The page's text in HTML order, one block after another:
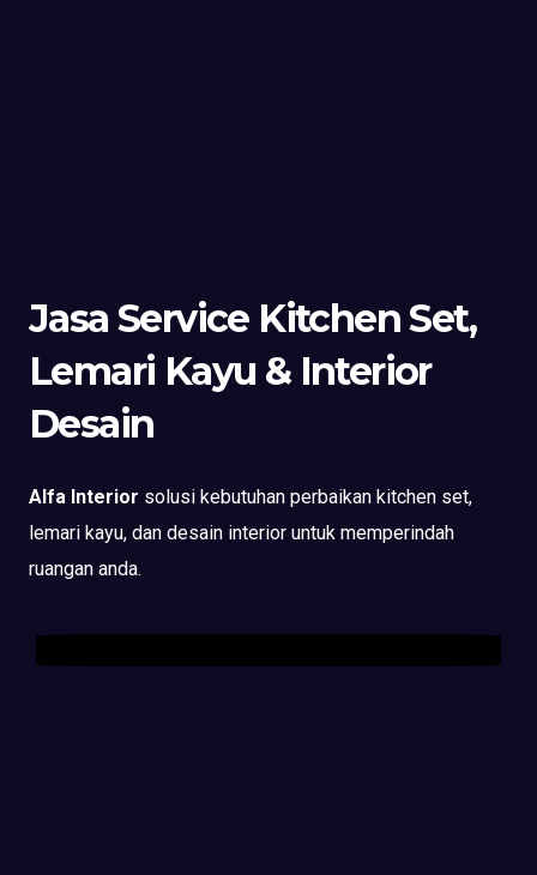
Jasa Service Kitchen Set,
Lemari Kayu & Interior
Desain
Alfa Interior solusi kebutuhan perbaikan kitchen set,
lemari kayu, dan desain interior untuk memperindah
ruangan anda.